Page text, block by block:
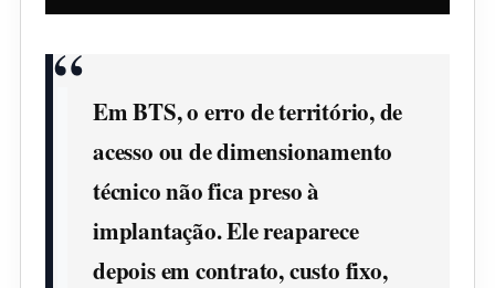
Em BTS, o erro de território, de
acesso ou de dimensionamento
técnico não fica preso à
implantação. Ele reaparece
depois em contrato, custo fixo,